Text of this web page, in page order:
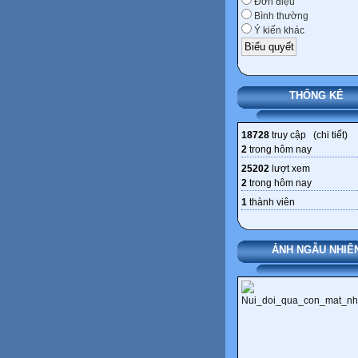
Bình thường
Ý kiến khác
THỐNG KÊ
18728 truy cập (chi tiết)
2 trong hôm nay
25202 lượt xem
2 trong hôm nay
1 thành viên
ẢNH NGẪU